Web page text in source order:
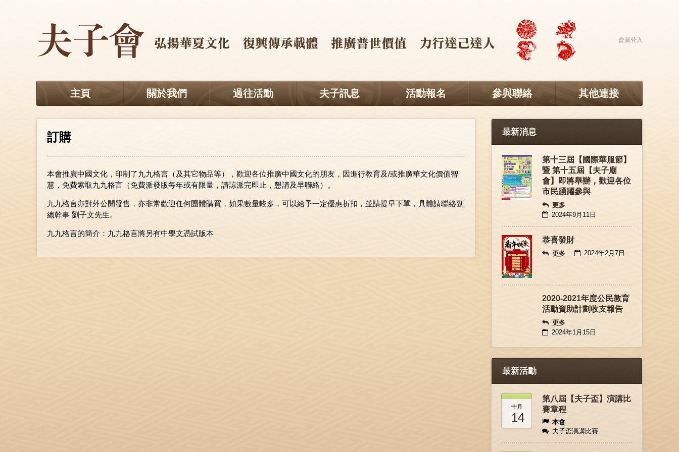
會員登入
主頁 關於我們 過往活動 夫子訊息 活動報名 參與聯絡 其他連接
訂購
本會推廣中國文化，印制了九九格言（及其它物品等），歡迎各位推廣中國文化的朋友，因進行教育及/或推廣華文化價值智
慧，免費索取九九格言（免費派發版每年或有限量，請諒派完即止，懇請及早聯絡）。
九九格言亦對外公開發售，亦非常歡迎任何團體購買，如果數量較多，可以給予一定優惠折扣，並請提早下單，具體請聯絡副
總幹事 劉子文先生。
九九格言的簡介：九九格言將另有中學文憑試版本
最新消息
第十三屆【國際華服節】
暨 第十五屆【夫子廟
會】即將舉辦，歡迎各位
市民踴躍參與
更多
2024年9月11日
恭喜發財
更多 2024年2月7日
2020-2021年度公民教育
活動資助計劃收支報告
更多
2024年1月15日
最新活動
十月
14
第八屆【夫子盃】演講比
賽章程
本會
夫子盃演講比賽